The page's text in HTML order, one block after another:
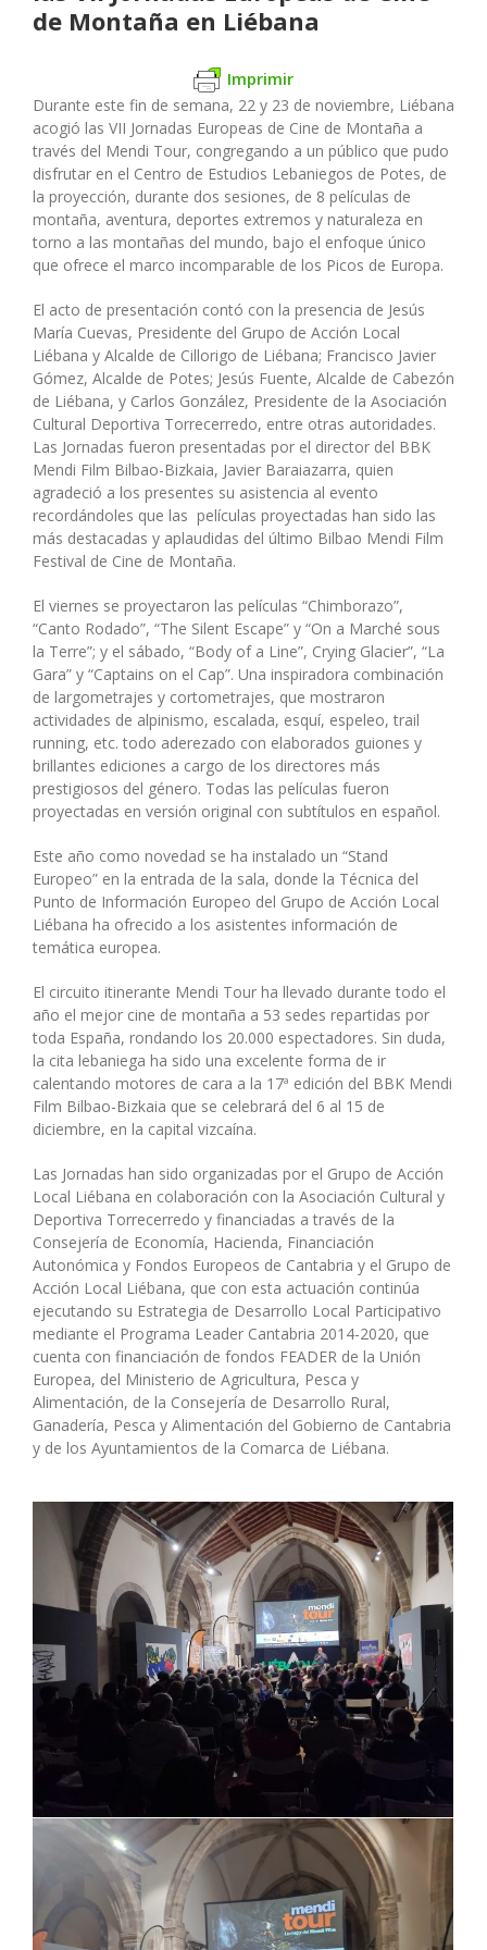
de Montaña en Liébana
Imprimir
Durante este fin de semana, 22 y 23 de noviembre, Liébana
acogió las VII Jornadas Europeas de Cine de Montaña a
través del Mendi Tour, congregando a un público que pudo
disfrutar en el Centro de Estudios Lebaniegos de Potes, de
la proyección, durante dos sesiones, de 8 películas de
montaña, aventura, deportes extremos y naturaleza en
torno a las montañas del mundo, bajo el enfoque único
que ofrece el marco incomparable de los Picos de Europa.
El acto de presentación contó con la presencia de Jesús
María Cuevas, Presidente del Grupo de Acción Local
Liébana y Alcalde de Cillorigo de Liébana; Francisco Javier
Gómez, Alcalde de Potes; Jesús Fuente, Alcalde de Cabezón
de Liébana, y Carlos González, Presidente de la Asociación
Cultural Deportiva Torrecerredo, entre otras autoridades.
Las Jornadas fueron presentadas por el director del BBK
Mendi Film Bilbao-Bizkaia, Javier Baraiazarra, quien
agradeció a los presentes su asistencia al evento
recordándoles que las películas proyectadas han sido las
más destacadas y aplaudidas del último Bilbao Mendi Film
Festival de Cine de Montaña.
El viernes se proyectaron las películas “Chimborazo”,
“Canto Rodado”, “The Silent Escape” y “On a Marché sous
la Terre”; y el sábado, “Body of a Line”, Crying Glacier”, “La
Gara” y “Captains on el Cap”. Una inspiradora combinación
de largometrajes y cortometrajes, que mostraron
actividades de alpinismo, escalada, esquí, espeleo, trail
running, etc. todo aderezado con elaborados guiones y
brillantes ediciones a cargo de los directores más
prestigiosos del género. Todas las películas fueron
proyectadas en versión original con subtítulos en español.
Este año como novedad se ha instalado un “Stand
Europeo” en la entrada de la sala, donde la Técnica del
Punto de Información Europeo del Grupo de Acción Local
Liébana ha ofrecido a los asistentes información de
temática europea.
El circuito itinerante Mendi Tour ha llevado durante todo el
año el mejor cine de montaña a 53 sedes repartidas por
toda España, rondando los 20.000 espectadores. Sin duda,
la cita lebaniega ha sido una excelente forma de ir
calentando motores de cara a la 17ª edición del BBK Mendi
Film Bilbao-Bizkaia que se celebrará del 6 al 15 de
diciembre, en la capital vizcaína.
Las Jornadas han sido organizadas por el Grupo de Acción
Local Liébana en colaboración con la Asociación Cultural y
Deportiva Torrecerredo y financiadas a través de la
Consejería de Economía, Hacienda, Financiación
Autonómica y Fondos Europeos de Cantabria y el Grupo de
Acción Local Liébana, que con esta actuación continúa
ejecutando su Estrategia de Desarrollo Local Participativo
mediante el Programa Leader Cantabria 2014-2020, que
cuenta con financiación de fondos FEADER de la Unión
Europea, del Ministerio de Agricultura, Pesca y
Alimentación, de la Consejería de Desarrollo Rural,
Ganadería, Pesca y Alimentación del Gobierno de Cantabria
y de los Ayuntamientos de la Comarca de Liébana.